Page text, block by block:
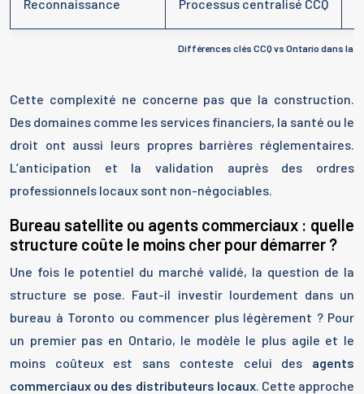
Différences clés CCQ vs Ontario dans la
Reconnaissance Processus centralisé CCQ
Cette complexité ne concerne pas que la construction.
Des domaines comme les services financiers, la santé ou le
droit ont aussi leurs propres barrières réglementaires.
L’anticipation et la validation auprès des ordres
professionnels locaux sont non-négociables.
Bureau satellite ou agents commerciaux : quelle
structure coûte le moins cher pour démarrer ?
Une fois le potentiel du marché validé, la question de la
structure se pose. Faut-il investir lourdement dans un
bureau à Toronto ou commencer plus légèrement ? Pour
un premier pas en Ontario, le modèle le plus agile et le
moins coûteux est sans conteste celui des agents
commerciaux ou des distributeurs locaux. Cette approche